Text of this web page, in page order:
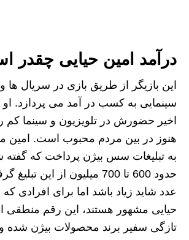
درآمد امین حیایی چقدر
این بازیگر از طریق بازی در سریال ها
سینمایی به کسب در آمد می پردازد.
اخیر حضورش در تلویزیون و سینما کم
هنوز در بین مردم محبوب است. امین
به تبلیغات سس بیژن پرداخت که
حدود 600 تا 700 میلیون از این
عدد شاید زیاد باشد اما برای افرادی که
حیایی مشهور هستند، این رقم منطقی
تازگی سفیر برند محصولات بیژن شده و